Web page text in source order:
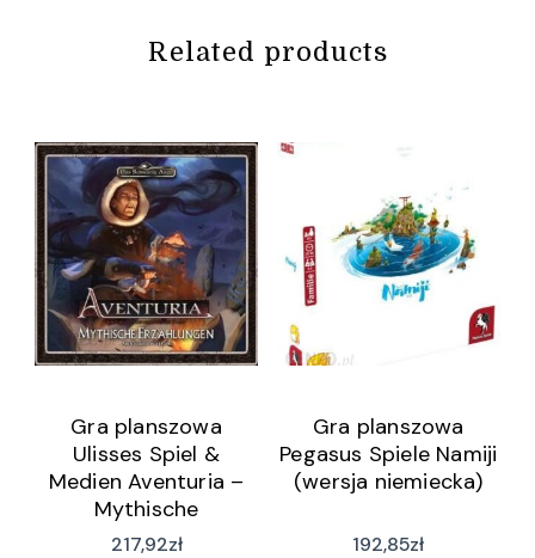
Related products
Gra planszowa
Ulisses Spiel &
Medien Aventuria –
Mythische
Geschichten Box
217,92zł
Gra planszowa
Pegasus Spiele Namiji
(wersja niemiecka)
192,85zł